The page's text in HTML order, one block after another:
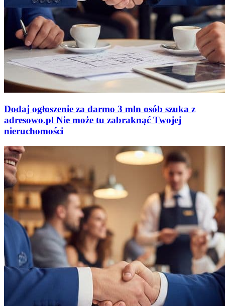
Dodaj ogłoszenie za darmo 3 mln osób szuka z
adresowo.pl Nie może tu zabraknąć Twojej
nieruchomości